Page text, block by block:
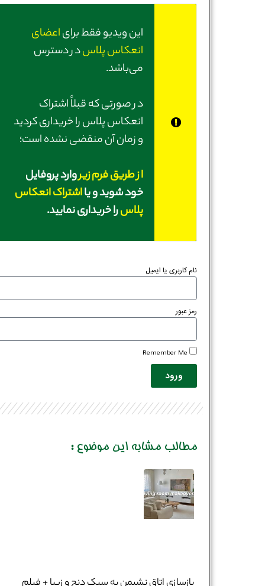
این ویدیو فقط برایاعضای
انعکاس پلاسدر دسترس
می‌باشد.
در صورتی‌ که قبلاً اشتراک
انعکاس پلاس را خریداری کردید
و زمان آن منقضی نشده است؛
از طریق فرم زیروارد پروفایل
خود شوید و یااشتراک انعکاس
پلاسرا خریداری نمایید.
نام کاربری یا ایمیل
رمز عبور
Remember Me
ورود
مطالب مشابه این موضوع :